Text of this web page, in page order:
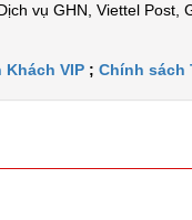
vụ GHN, Viettel
Khách VIP ; Chính sách